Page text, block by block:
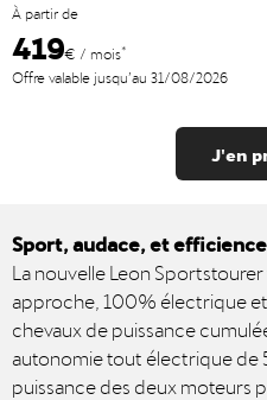
À partir de
419€ / mois*
Offre valable jusqu’au 31/08/2026
J'en
Sport, audace, et efficience
La nouvelle Leon
approche, 100% électrique
chevaux de puissance
autonomie tout électrique de
puissance des deux moteurs